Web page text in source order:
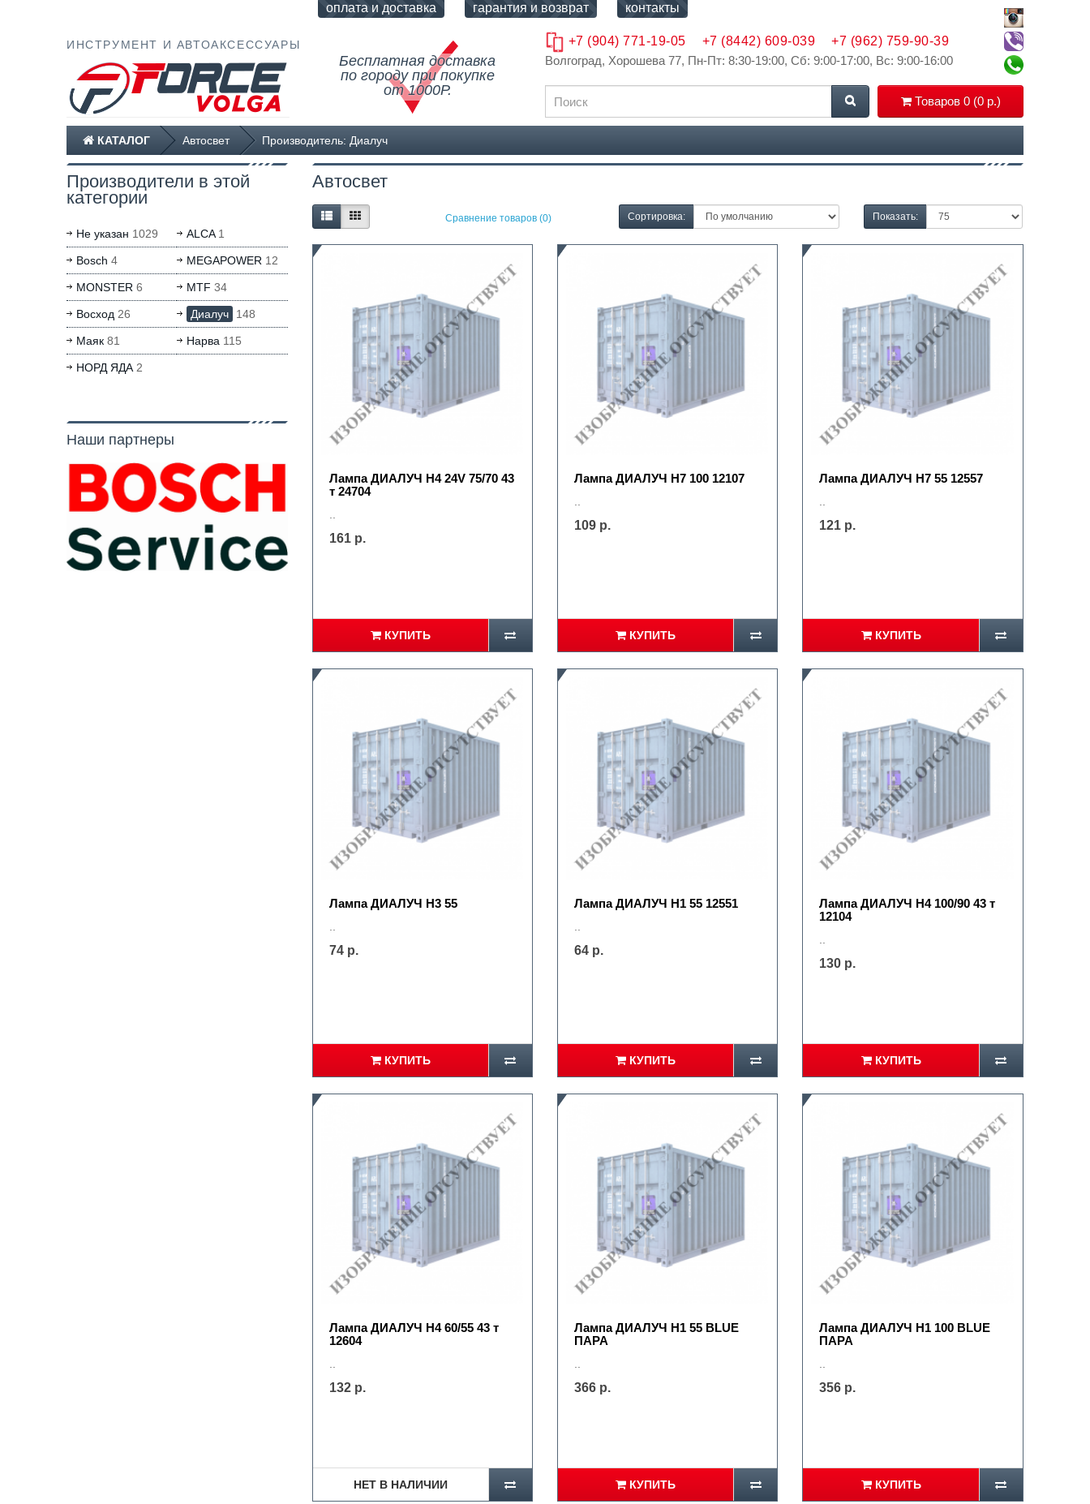
ИНСТРУМЕНТ И АВТОАКСЕССУАРЫ
оплата и доставка гарантия и возврат контакты
Волгоград, Хорошева 77, Пн-Пт: 8:30-19:00, Сб: 9:00-17:00, Вс: 9:00-16:00
Товаров 0 (0 р.)
Бесплатная доставка
по городу при покупке
от 1000Р.
+7 (904) 771-19-05 +7 (8442) 609-039 +7 (962) 759-90-39
КАТАЛОГ Автосвет Производитель: Диалуч
Производители в этой
категории
Не указан 1029 ALCA1
Bosch 4 MEGAPOWER 12
MONSTER 6 MTF 34
Восход 26 Диалуч 148
Маяк 81 Нарва 115
НОРД ЯДА 2
Наши партнеры
Автосвет
Сравнение товаров (0) Сортировка: Показать:
Лампа ДИАЛУЧ Н4 24V 75/70 43
т 24704
..
161 р.
КУПИТЬ
Лампа ДИАЛУЧ Н7 100 12107
..
109 р.
КУПИТЬ
Лампа ДИАЛУЧ Н7 55 12557
..
121 р.
КУПИТЬ
Лампа ДИАЛУЧ Н3 55
74 р.
КУПИТЬ
Лампа ДИАЛУЧ Н1 55 12551
64 р.
КУПИТЬ
Лампа ДИАЛУЧ Н4 100/90 43 т
12104
130 р.
КУПИТЬ
Лампа ДИАЛУЧ Н4 60/55 43 т
12604
..
132 р.
НЕТ В НАЛИЧИИ
Лампа ДИАЛУЧ Н1 55 BLUE
ПАРА
..
366 р.
КУПИТЬ
Лампа ДИАЛУЧ Н1 100 BLUE
ПАРА
..
356 р.
КУПИТЬ